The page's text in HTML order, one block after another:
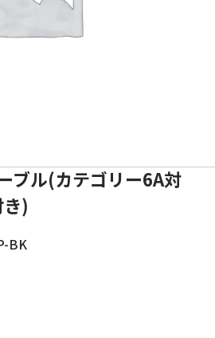
ブル(カテゴリー6A対
)
BK